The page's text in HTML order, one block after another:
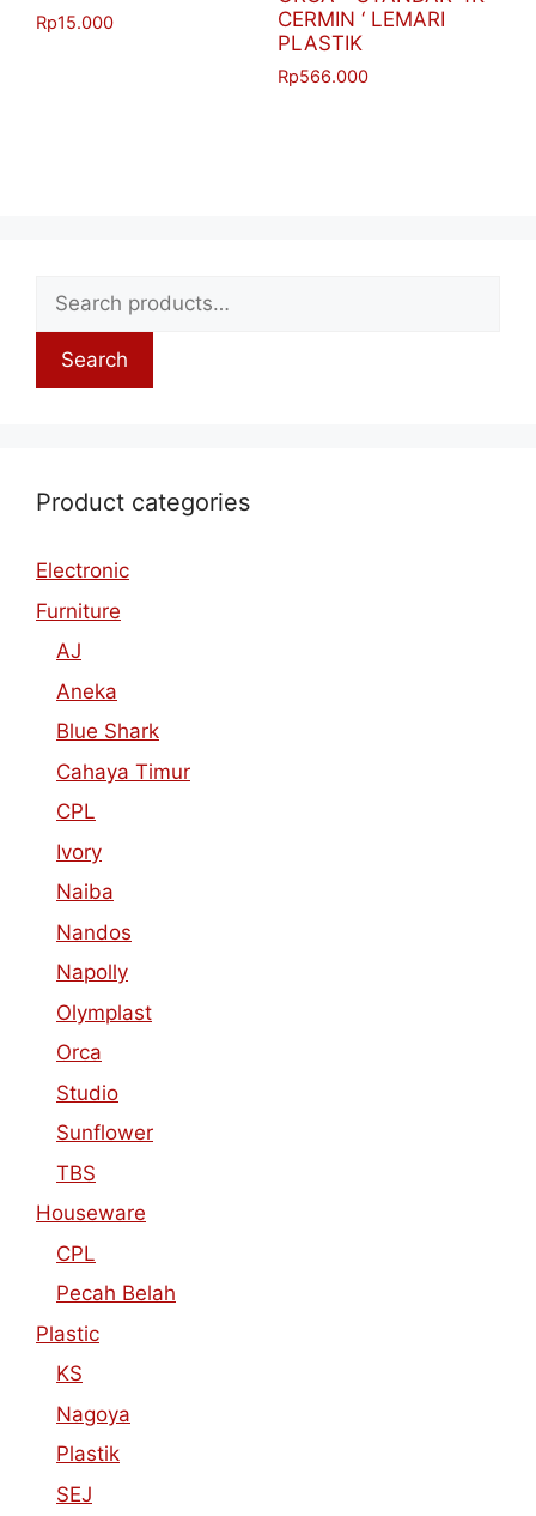
Rp15.000
CERMIN ‘ LEMARI
PLASTIK
Rp566.000
Search
Product categories
Electronic
Furniture
AJ
Aneka
Blue Shark
Cahaya Timur
CPL
Ivory
Naiba
Nandos
Napolly
Olymplast
Orca
Studio
Sunflower
TBS
Houseware
CPL
Pecah Belah
Plastic
KS
Nagoya
Plastik
SEJ